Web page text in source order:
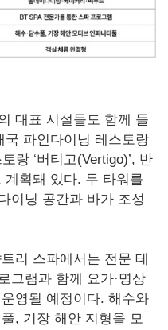
대표 시설들도 함께 들
파인다이닝 레스토랑
랑 ‘버티고(Vertigo)’, 반
획돼 있다. 두 타워를
이닝 공간과 바가 조성
리 스파에서는 전문 테
그램과 함께 요가·명상
영될 예정이다. 해수와
, 기장 해안 지형을 모